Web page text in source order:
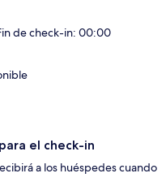
de check-in: 00:00
el check-in
a los huéspedes cuando